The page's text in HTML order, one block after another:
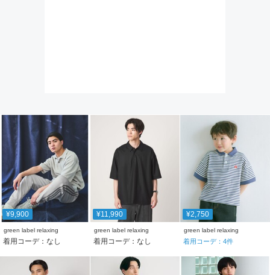
¥9,900
green label relaxing
着用コーデ：なし
¥11,990
green label relaxing
着用コーデ：なし
¥2,750
green label relaxing
着用コーデ：4件